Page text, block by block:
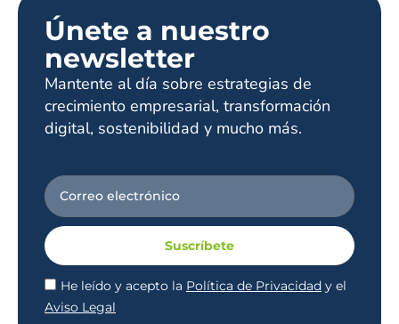
Únete a nuestro
newsletter
Mantente al día sobre estrategias de
crecimiento empresarial, transformación
digital, sostenibilidad y mucho más.
He leído y acepto la Política de Privacidad y el
Aviso Legal
Suscríbete